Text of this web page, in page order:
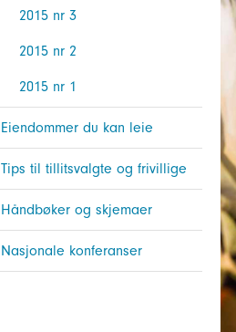
2015 nr 3
2015 nr 2
2015 nr 1
Eiendommer du kan leie
Tips til tillitsvalgte og frivillige
Håndbøker og skjemaer
Nasjonale konferanser